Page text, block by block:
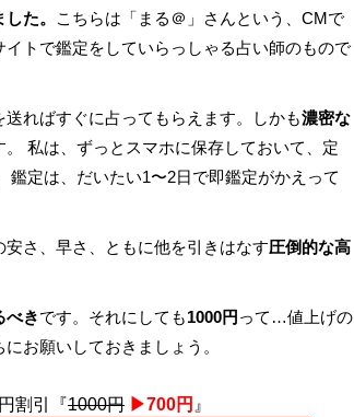
た。
こちらは「まる＠」さんという、CMで
トで鑑定をしていらっしゃる占い師のもので
ればすぐに占ってもらえます。しかも濃密な
。 私は、ずっとスマホに保存しておいて、定
鑑定は、だいたい1〜2日で即鑑定がかえって
さ、早さ、ともに他を引きはなす圧倒的な高
べきです。それにしても1000円 って…値上げの
お願いしておきましょう。
割引『1000円 ▶︎700円 』